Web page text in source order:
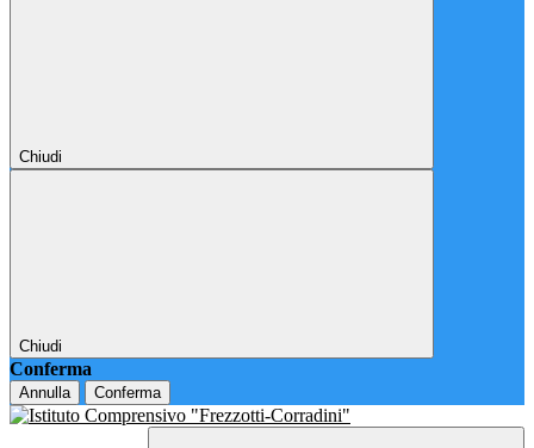
Chiudi
Chiudi
Conferma
Annulla Conferma